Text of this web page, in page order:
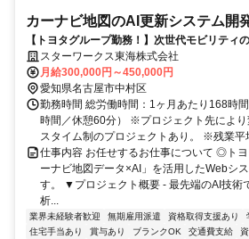
カーナビ地図のAI更新システム開
【トヨタグループ勤務！】次世代モビリティ
／前職平均160万UP！／フレックス制度有り
スターワークス東海株式会社
月給300,000円～450,000円
愛知県名古屋市中村区
勤務時間 総労働時間：1ヶ月あたり168時
時間／休憩60分） ※プロジェクト先によ
スタイム制のプロジェクトあり。 ※残業平
仕事内容 お任せするお仕事について ◎ト
ーナビ地図データ×AI」を活用したWebシ
す。 ▼プロジェクト概要 - 最先端のAI技術
析...
業界未経験者歓迎 無期雇用派遣 資格取得支援あり
住宅手当あり
賞与あり ブランクOK 交通費支給